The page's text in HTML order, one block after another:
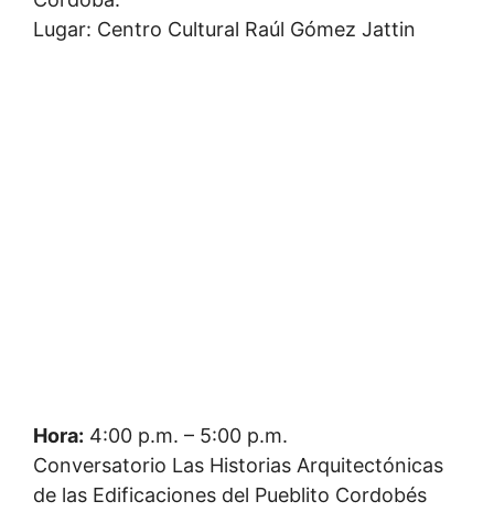
Lugar: Centro Cultural Raúl Gómez Jattin
Hora: 4:00 p.m. – 5:00 p.m.
Conversatorio Las Historias Arquitectónicas
de las Edificaciones del Pueblito Cordobés